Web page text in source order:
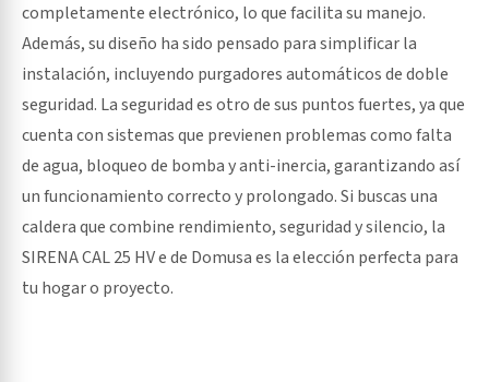
completamente electrónico, lo que facilita su manejo.
Además, su diseño ha sido pensado para simplificar la
instalación, incluyendo purgadores automáticos de doble
seguridad. La seguridad es otro de sus puntos fuertes, ya que
cuenta con sistemas que previenen problemas como falta
de agua, bloqueo de bomba y anti-inercia, garantizando así
un funcionamiento correcto y prolongado. Si buscas una
caldera que combine rendimiento, seguridad y silencio, la
SIRENA CAL 25 HV e de Domusa es la elección perfecta para
tu hogar o proyecto.